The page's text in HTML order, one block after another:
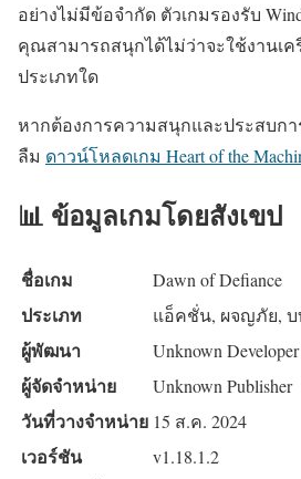
อย่างไม่มีข้อจำกัด ตัวเกมรองรับ
คุณสามารถสนุกได้ไม่ว่าจะใช้งานเค
ประเภทใด
หากต้องการความสนุกและประสบก
ลืม ดาวน์โหลดเกม Heart of the
📊 ข้อมูลเกมโดยสังเขป
ชื่อเกม Dawn of Defiance
ประเภท แอ็คชั่น, ผจญภัย,
ผู้พัฒนา Unknown Developer
ผู้จัดจำหน่าย Unknown Publisher
วันที่วางจำหน่าย 15 ส.ค. 2024
เวอร์ชัน v1.18.1.2